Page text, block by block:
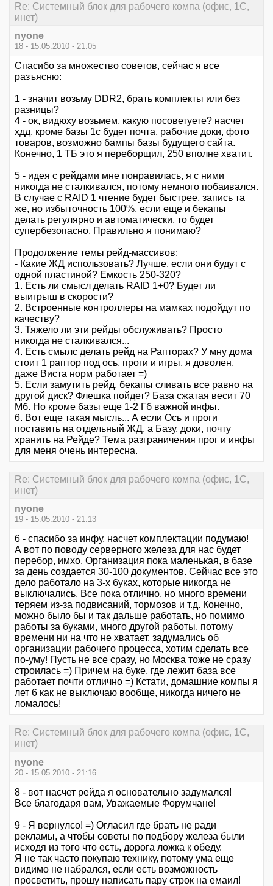
Re: Системный блок для рабочего компа (офис, 1С,
инет)
nyone
18 - 15.05.2010 - 21:05
Спасибо за множество советов, сейчас я все
разъясню:
1 - значит возьму DDR2, брать комплекты или без
разницы?
4 - ок, видюху возьмем, какую посоветуете? насчет
хдд, кроме базы 1с будет почта, рабочие доки, фото
товаров, возможно бампы базы будущего сайта.
Конечно, 1 ТБ это я переборщил, 250 вполне хватит.
5 - идея с рейдами мне понравилась, я с ними
никогда не сталкивался, потому немного побаивался.
В случае с RAID 1 чтение будет быстрее, запись та
же, но избыточность 100%, если еще и бекапы
делать регулярно и автоматически, то будет
супербезопасно. Правильно я понимаю?
Продолжение темы рейд-массивов:
- Какие ЖД использовать? Лучше, если они будут с
одной пластиной? Емкость 250-320?
1. Есть ли смысл делать RAID 1+0? Будет ли
выигрыш в скорости?
2. Встроенные контроллеры на мамках подойдут по
качеству?
3. Тяжело ли эти рейды обслуживать? Просто
никогда не сталкивался...
4. Есть смылс делать рейд на Рапторах? У мну дома
стоит 1 раптор под ось, проги и игры, я доволен,
даже Виста норм работает =)
5. Если замутить рейд, бекапы сливать все равно на
другой диск? Флешка пойдет? База сжатая весит 70
Мб. Но кроме базы еще 1-2 Гб важной инфы.
6. Вот еще такая мысль... А если Ось и проги
поставить на отдельный ЖД, а Базу, доки, почту
хранить на Рейде? Тема разграничения прог и инфы
для меня очень интересна.
Re: Системный блок для рабочего компа (офис, 1С,
инет)
nyone
19 - 15.05.2010 - 21:13
6 - спасибо за инфу, насчет комплектации подумаю!
А вот по поводу серверного железа для нас будет
перебор, имхо. Организация пока маленькая, в базе
за день создается 30-100 документов. Сейчас все это
дело работало на 3-х буках, которые никогда не
выключались. Все пока отлично, но много времени
теряем из-за подвисаний, тормозов и т.д. Конечно,
можно было бы и так дальше работать, но помимо
работы за буками, много другой работы, потому
времени ни на что не хватает, задумались об
организации рабочего процесса, хотим сделать все
по-уму! Пусть не все сразу, но Москва тоже не сразу
строилась =) Причем на буке, где лежит база все
работает почти отлично =) Кстати, домашние компы я
лет 6 как не выключаю вообще, никогда ничего не
ломалось!
Re: Системный блок для рабочего компа (офис, 1С,
инет)
nyone
20 - 15.05.2010 - 21:16
8 - вот насчет рейда я основательно задумался!
Все благодаря вам, Уважаемые Форумчане!
9 - Я вернулсо! =) Огласил где брать не ради
рекламы, а чтобы советы по подбору железа были
исходя из того что есть, дорога ложка к обеду.
Я не так часто покупаю технику, потому ума еще
видимо не набрался, если есть возможность
просветить, прошу написать пару строк на емаил!